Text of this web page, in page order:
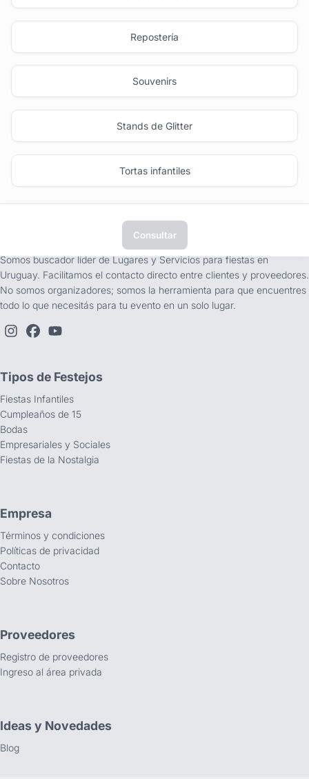
Repostería
Souvenirs
Stands de Glitter
Tortas infantiles
Consultar
Somos buscador líder de Lugares y Servicios para fiestas en
Uruguay. Facilitamos el contacto directo entre clientes y proveedores.
No somos organizadores; somos la herramienta para que encuentres
todo lo que necesitás para tu evento en un solo lugar.
Tipos de Festejos
Fiestas Infantiles
Cumpleaños de 15
Bodas
Empresariales y Sociales
Fiestas de la Nostalgia
Empresa
Términos y condiciones
Políticas de privacidad
Contacto
Sobre Nosotros
Proveedores
Registro de proveedores
Ingreso al área privada
Ideas y Novedades
Blog